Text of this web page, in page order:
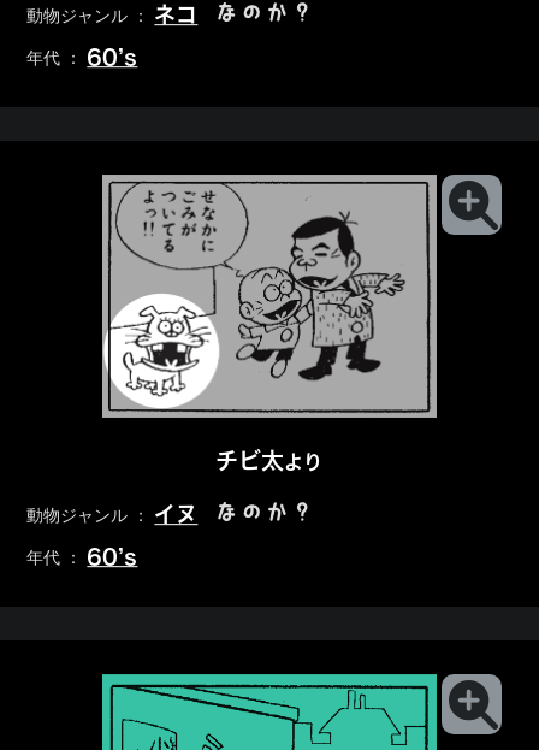
動物ジャンル ： ネコ なのか？
年代 ： 60’s
チビ太より
動物ジャンル ： イヌ なのか？
年代 ： 60’s